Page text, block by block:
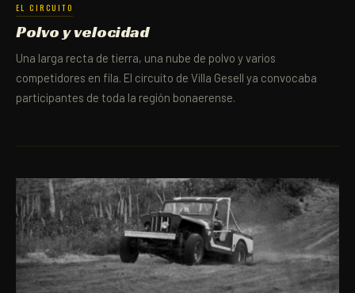
EL CIRCUITO
Polvo y velocidad
Una larga recta de tierra, una nube de polvo y varios
competidores en fila. El circuito de Villa Gesell ya convocaba
participantes de toda la región bonaerense.